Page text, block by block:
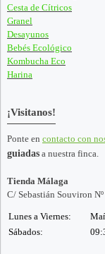
Cesta de Cítricos
Granel
Desayunos
Bebés Ecológico
Kombucha Eco
Harina
¡Visitanos!
Ponte en contacto con
guiadas a nuestra finca.
Tienda Málaga
C/ Sebastián Souviron
Lunes a Viernes:
Sábados: